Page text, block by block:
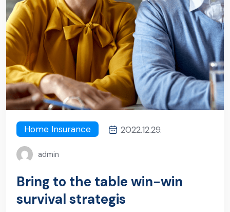
Home Insurance 2022.12.29.
admin
Bring to the table win-win
survival strategis